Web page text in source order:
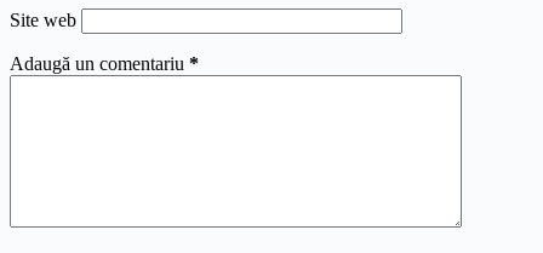
Site web
Adaugă un comentariu *